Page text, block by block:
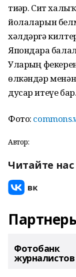
тиҙәр. Сит
йолаларын
хәлдәргә
Япондарҙа
Уларҙың
өлкәндәр
дусар итеүе бар.
Фото:
Автор:
Читайте нас
Фотобанк